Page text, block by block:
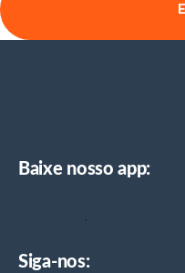
Baixe nosso app:
Siga-nos: